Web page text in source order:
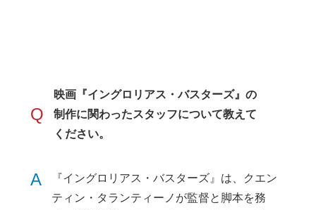
Q
映画『イングロリアス・バスターズ』の
制作に関わったスタッフについて教えて
ください。
A
『イングロリアス・バスターズ』は、クエン
ティン・タランティーノが監督と脚本を務